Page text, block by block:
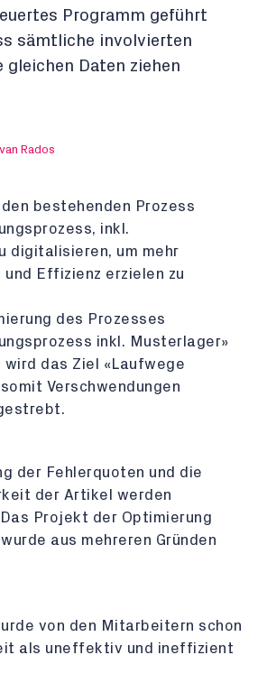
Programm geführt
sämtliche involvierten
gleichen Daten ziehen
Ivan Rados
bestehenden Prozess
inkl.
digitalisieren, um mehr
Effizienz erzielen zu
des Prozesses
inkl. Musterlager»
das Ziel «Laufwege
Verschwendungen
der Fehlerquoten und die
der Artikel werden
Projekt der Optimierung
aus mehreren Gründen
von den Mitarbeitern schon
als uneffektiv und ineffizient